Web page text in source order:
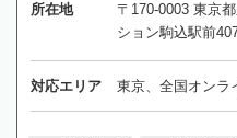
所在地
〒170-0003 東京
ション駒込駅前
対応エリア 東京、全国オンラ